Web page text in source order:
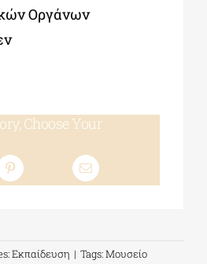
Οργάνων
Choose Your
Εκπαίδευση | Tags:Μουσείο